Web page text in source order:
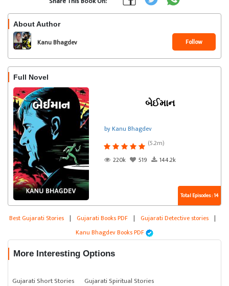
About Author
Kanu Bhagdev Follow
Full Novel
બેઈમાન
by Kanu Bhagdev
(5.2m)
220k
519 144.2k
Total Episodes : 14
Best Gujarati Stories | Gujarati Books PDF | Gujarati Detective stories |
Kanu Bhagdev Books PDF
More Interesting Options
Gujarati Short Stories
Gujarati Spiritual Stories